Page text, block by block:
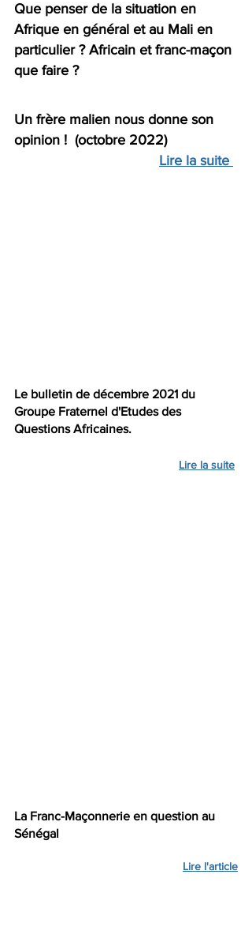
Que penser de la situation en
Afrique en général et au Mali en
particulier ? Africain et franc-maçon
que faire ?
Un frère malien nous donne son
opinion !  (octobre 2022)
Lire la suite
Le bulletin de décembre 2021 du
Groupe Fraternel d'Etudes des
Questions Africaines.
Lire la suite
La Franc-Maçonnerie en question au
Sénégal
Lire l'article